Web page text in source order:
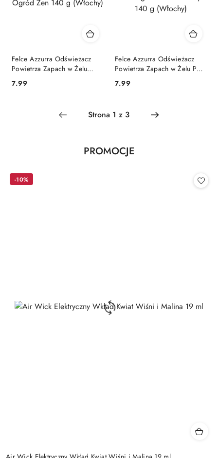
Felce Azzurra Odświeżacz
Powietrza Zapach w Żelu
(Włochy)
Cena:
7.99
Felce Azzurra Odświeżacz
Powietrza Zapach w Żelu Pura
g (Włochy)
Cena:
7.99
Pomiń karuzelę produktów
Produkty
PROMOCJE
-10%